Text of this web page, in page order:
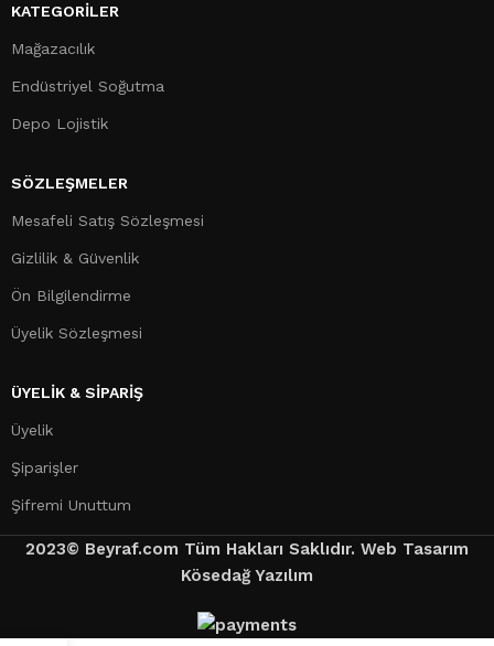
KATEGORILER
Mağazacılık
Endüstriyel Soğutma
Depo Lojistik
SÖZLEŞMELER
Mesafeli Satış Sözleşmesi
Gizlilik & Güvenlik
Ön Bilgilendirme
Üyelik Sözleşmesi
ÜYELİK & SİPARİŞ
Üyelik
Şiparişler
Şifremi Unuttum
2023© Beyraf.com Tüm Hakları Saklıdır. Web Tasarım
Kösedağ Yazılım